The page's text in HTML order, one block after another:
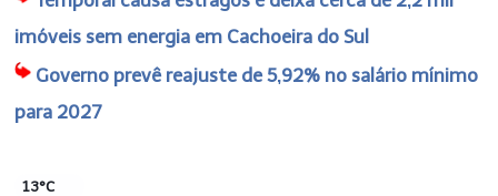
imóveis sem energia em Cachoeira do Sul
Governo prevê reajuste de 5,92% no salário mínimo
para 2027
13°C